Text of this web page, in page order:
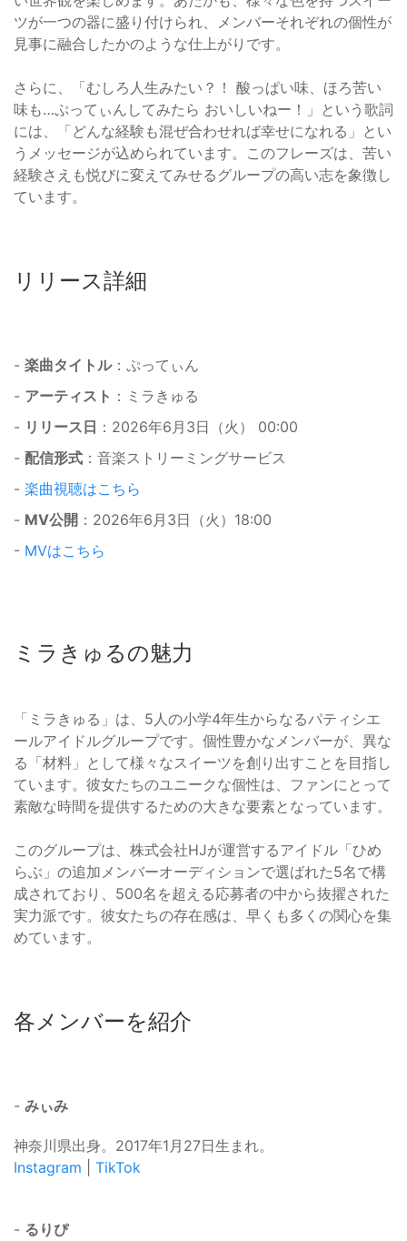
ツが一つの器に盛り付けられ、メンバーそれぞれの個性が
見事に融合したかのような仕上がりです。
さらに、「むしろ人生みたい？！ 酸っぱい味、ほろ苦い
味も…ぷってぃんしてみたら おいしいねー！」という歌詞
には、「どんな経験も混ぜ合わせれば幸せになれる」とい
うメッセージが込められています。このフレーズは、苦い
経験さえも悦びに変えてみせるグループの高い志を象徴し
ています。
リリース詳細
- 楽曲タイトル：ぷってぃん
- アーティスト ：ミラきゅる
- リリース日 ：2026年6月3日（火） 00:00
- 配信形式 ：音楽ストリーミングサービス
- 楽曲視聴はこちら
- MV公開 ：2026年6月3日（火）18:00
- MVはこちら
ミラきゅるの魅力
「ミラきゅる」は、5人の小学4年生からなるパティシエ
ールアイドルグループです。個性豊かなメンバーが、異な
る「材料」として様々なスイーツを創り出すことを目指し
ています。彼女たちのユニークな個性は、ファンにとって
素敵な時間を提供するための大きな要素となっています。
このグループは、株式会社HJが運営するアイドル「ひめ
らぶ」の追加メンバーオーディションで選ばれた5名で構
成されており、500名を超える応募者の中から抜擢された
実力派です。彼女たちの存在感は、早くも多くの関心を集
めています。
各メンバーを紹介
- みぃみ
神奈川県出身。2017年1月27日生まれ。
Instagram
TikTok
- るりぴ